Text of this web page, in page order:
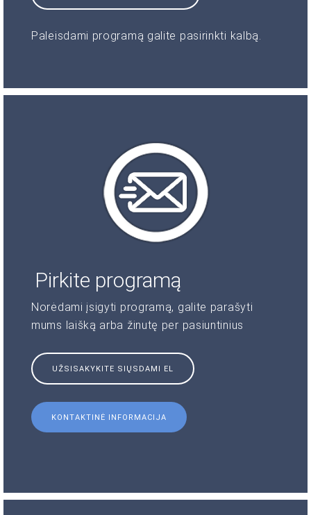
Paleisdami programą galite pasirinkti kalbą.
Pirkite programą
Norėdami įsigyti programą, galite parašyti
mums laišką arba žinutę per pasiuntinius
UŽSISAKYKITE SIŲSDAMI EL
KONTAKTINĖ INFORMACIJA